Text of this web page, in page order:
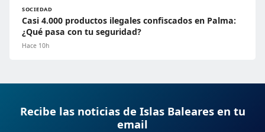
SOCIEDAD
Casi 4.000 productos ilegales confiscados en Palma:
¿Qué pasa con tu seguridad?
Hace 10h
Recibe las noticias de Islas Baleares en tu
email